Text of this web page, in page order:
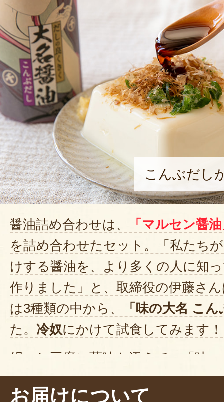
こんぶだし
醤油詰め合わせは、
「マルセン醤
を詰め合わせたセット。「私たち
けする醤油を、より多くの人に知
作りました」と、取締役の伊藤さ
は3種類の中から、
「味の大名 こん
た。 冷奴にかけて試食してみます！
絹ごし豆腐に薬味を添えて、「味
かけました。それでは、いただき
お届けについて